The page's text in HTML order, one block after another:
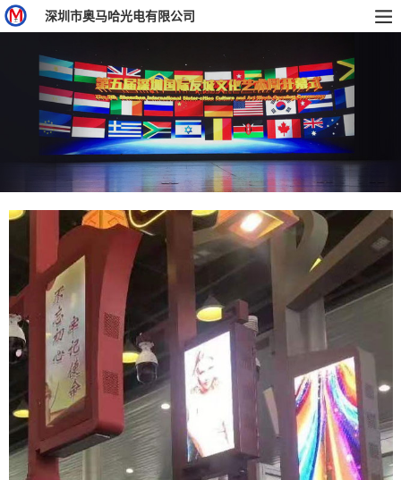
深圳市奥马哈光电有限公司